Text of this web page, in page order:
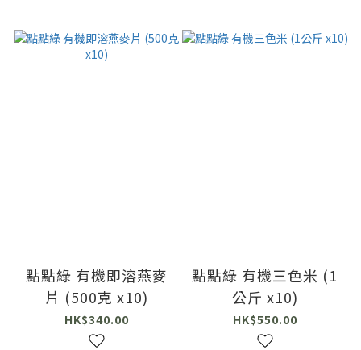
點點綠 有機即溶燕麥
片 (500克 x10)
HK$340.00
點點綠 有機三色米 (1
公斤 x10)
HK$550.00